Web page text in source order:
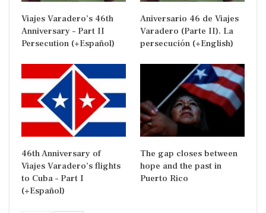
Viajes Varadero’s 46th
Anniversary – Part II
Persecution (+Español)
Aniversario 46 de Viajes
Varadero (Parte II). La
persecución (+English)
46th Anniversary of
Viajes Varadero’s flights
to Cuba – Part I
(+Español)
The gap closes between
hope and the past in
Puerto Rico